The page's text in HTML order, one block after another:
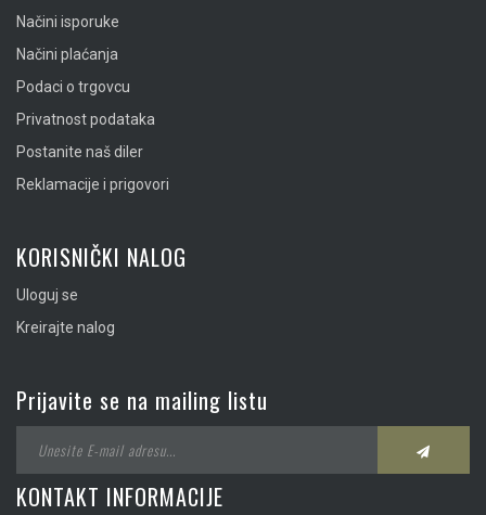
Načini isporuke
Načini plaćanja
Podaci o trgovcu
Privatnost podataka
Postanite naš diler
Reklamacije i prigovori
KORISNIČKI NALOG
Uloguj se
Kreirajte nalog
Prijavite se na mailing listu
KONTAKT INFORMACIJE